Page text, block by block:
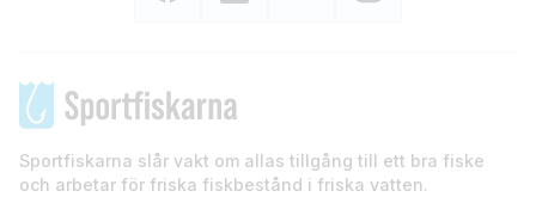
Sportfiskarna slår vakt om allas tillgång till ett bra fiske
och arbetar för friska fiskbestånd i friska vatten.